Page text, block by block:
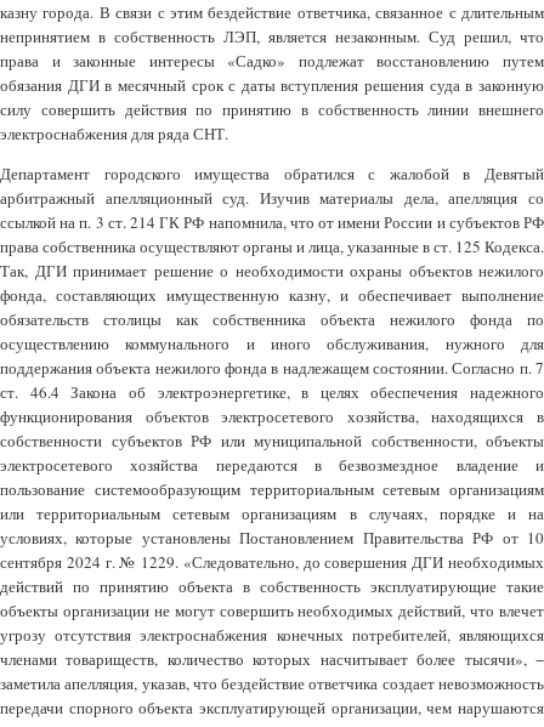
казну города. В связи с этим бездействие ответчика, связанное с длительным
непринятием в собственность ЛЭП, является незаконным. Суд решил, что
права и законные интересы «Садко» подлежат восстановлению путем
обязания ДГИ в месячный срок с даты вступления решения суда в законную
силу совершить действия по принятию в собственность линии внешнего
электроснабжения для ряда СНТ.
Департамент городского имущества обратился с жалобой в Девятый
арбитражный апелляционный суд. Изучив материалы дела, апелляция со
ссылкой на п. 3 ст. 214 ГК РФ напомнила, что от имени России и субъектов РФ
права собственника осуществляют органы и лица, указанные в ст. 125 Кодекса.
Так, ДГИ принимает решение о необходимости охраны объектов нежилого
фонда, составляющих имущественную казну, и обеспечивает выполнение
обязательств столицы как собственника объекта нежилого фонда по
осуществлению коммунального и иного обслуживания, нужного для
поддержания объекта нежилого фонда в надлежащем состоянии. Согласно п. 7
ст. 46.4 Закона об электроэнергетике, в целях обеспечения надежного
функционирования объектов электросетевого хозяйства, находящихся в
собственности субъектов РФ или муниципальной собственности, объекты
электросетевого хозяйства передаются в безвозмездное владение и
пользование системообразующим территориальным сетевым организациям
или территориальным сетевым организациям в случаях, порядке и на
условиях, которые установлены Постановлением Правительства РФ от 10
сентября 2024 г. № 1229. «Следовательно, до совершения ДГИ необходимых
действий по принятию объекта в собственность эксплуатирующие такие
объекты организации не могут совершить необходимых действий, что влечет
угрозу отсутствия электроснабжения конечных потребителей, являющихся
членами товариществ, количество которых насчитывает более тысячи», −
заметила апелляция, указав, что бездействие ответчика создает невозможность
передачи спорного объекта эксплуатирующей организации, чем нарушаются